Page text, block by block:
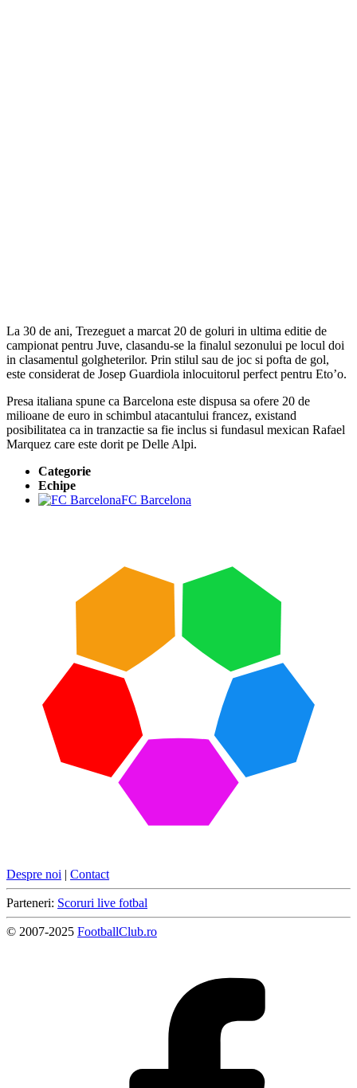
La 30 de ani, Trezeguet a marcat 20 de goluri in ultima editie de
campionat pentru Juve, clasandu-se la finalul sezonului pe locul doi
in clasamentul golgheterilor. Prin stilul sau de joc si pofta de gol,
este considerat de Josep Guardiola inlocuitorul perfect pentru Eto’o.
Presa italiana spune ca Barcelona este dispusa sa ofere 20 de
milioane de euro in schimbul atacantului francez, existand
posibilitatea ca in tranzactie sa fie inclus si fundasul mexican Rafael
Marquez care este dorit pe Delle Alpi.
Categorie
Echipe
FC Barcelona
Despre noi | Contact
Parteneri: Scoruri live fotbal
© 2007-2025 FootballClub.ro